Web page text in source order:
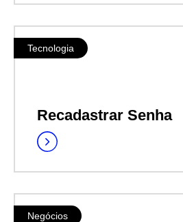
Tecnologia
Recadastrar Senha
Negócios